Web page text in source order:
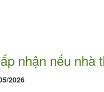
nhận nếu
2026